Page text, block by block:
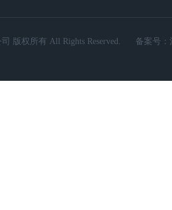
版权所有 All Rights Reserved. 备案号：